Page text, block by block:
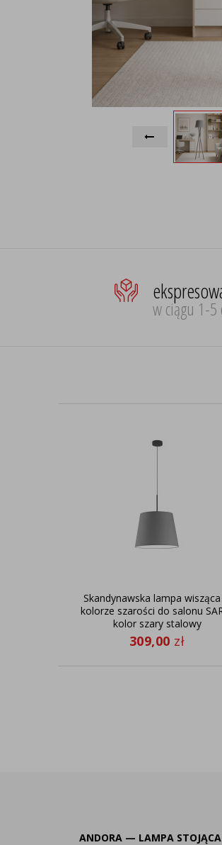
w ciągu 1-
Skandynawska lampa
kolorze szarości do salonu
kolor szary stalowy
309,00 zł
ANDORA — LAMPA